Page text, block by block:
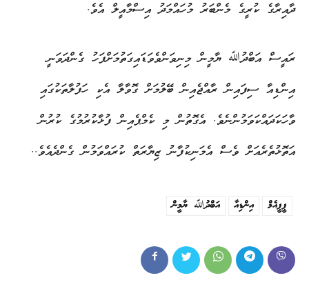
ދާއިރާގެ ކުރީގެ މެންބަރު މުހައްމަދު އިސްމާއީލް އެވެ.
ރައީސް އަބްދުﷲ ޔާމީން މިނިވަންވެވަޑައިގަތުމަށްފަހު ގެންދަވަނީ
އިންޑިއާ ސިފައިން ރާއްޖެއިން ބޭލުމަށް ގޮވާލާ އެކި ހަފުލާތަކުގައި
ވާހަކަދައްކަވަމުންނެވެ. އެގޮތުން މި ކެމްޕެއިން ފުޅާކުރުމުގެ ކުރުން
އަތޮޅުތެރެއަށް ވެސް އެމަނިކުފާނު ޒިޔާރަތް ކުރައްވަމުން ގެންދެއެވެ..
އަބްދުﷲ ޔާމީން އިންޑިއާ ޕީޕީއެމް